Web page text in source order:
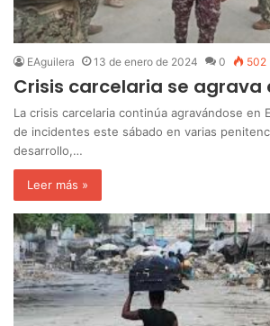
EAguilera 13 de enero de 2024 0 502
Crisis carcelaria se agrava
La crisis carcelaria continúa agravándose en
de incidentes este sábado en varias
desarrollo,…
Leer más »